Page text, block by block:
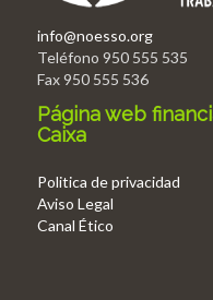
info@noesso.org
Teléfono 950 555 535
Fax 950 555 536
Página web
Caixa
Politica de privacidad
Aviso Legal
Canal Ético